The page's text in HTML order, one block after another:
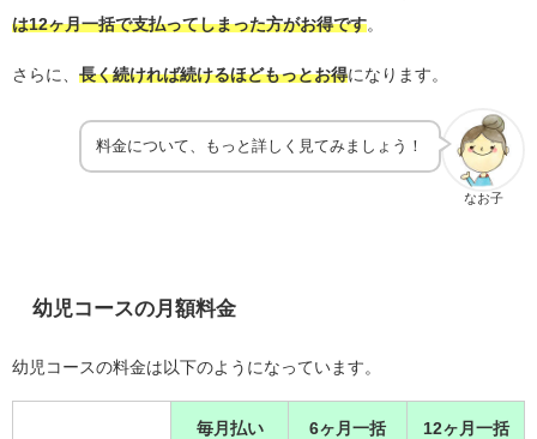
は12ヶ月一括で支払ってしまった方がお得です
さらに、 長く続ければ続けるほどもっとお得になります。
なお子
料金について、もっと詳しく見てみましょう！
幼児コースの月額料金
幼児コースの料金は以下のようになっています。
毎月払い
6ヶ月一括
12ヶ月一括